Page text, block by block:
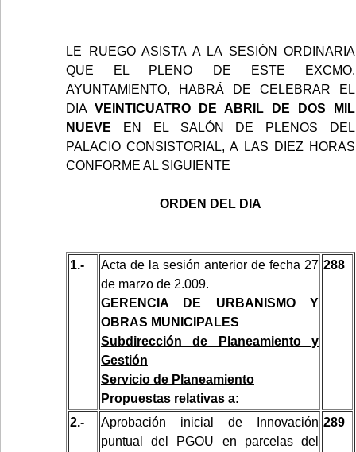
LE RUEGO ASISTA A LA SESIÓN ORDINARIA
QUE EL PLENO DE ESTE EXCMO.
AYUNTAMIENTO, HABRÁ DE CELEBRAR EL
DIA VEINTICUATRO DE ABRIL DE DOS MIL
NUEVE EN EL SALÓN DE PLENOS DEL
PALACIO CONSISTORIAL, A LAS DIEZ HORAS
CONFORME AL SIGUIENTE
ORDEN DEL DIA
1.-
Acta de la sesión anterior de fecha 27
de marzo de 2.009.
GERENCIA DE URBANISMO Y
OBRAS MUNICIPALES
Subdirección de Planeamiento y
Gestión
Servicio de Planeamiento
Propuestas relativas a:
288
2.- Aprobación inicial
de Innovación
puntual del PGOU en parcelas del
289